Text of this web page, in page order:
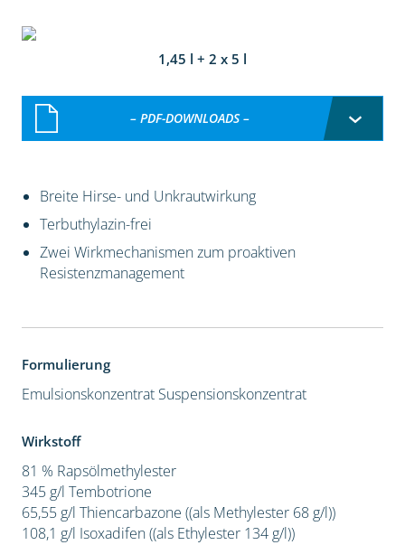
1,45 l + 2 x 5 l
– PDF-DOWNLOADS –
Breite Hirse- und Unkrautwirkung
Terbuthylazin-frei
Zwei Wirkmechanismen zum proaktiven
Resistenzmanagement
Formulierung
Emulsionskonzentrat Suspensionskonzentrat
Wirkstoff
81 % Rapsölmethylester
345 g/l Tembotrione
65,55 g/l Thiencarbazone ((als Methylester 68 g/l))
108,1 g/l Isoxadifen ((als Ethylester 134 g/l))